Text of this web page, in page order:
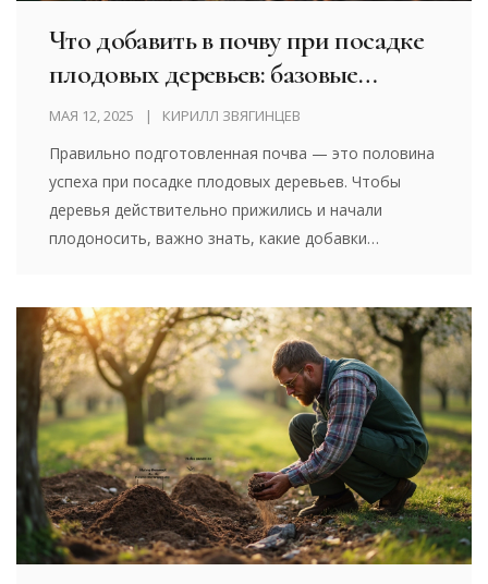
Что добавить в почву при посадке
плодовых деревьев: базовые
советы для весенней посадки
МАЯ 12, 2025 КИРИЛЛ ЗВЯГИНЦЕВ
Правильно подготовленная почва — это половина
успеха при посадке плодовых деревьев. Чтобы
деревья действительно прижились и начали
плодоносить, важно знать, какие добавки
обратить внимание весной, какие удобрения
реально работают, и какие вещества стоит
избегать. Будут советы для разных типов почв и
отдельные лайфхаки для новичков. Всё просто,
конкретно и по делу.